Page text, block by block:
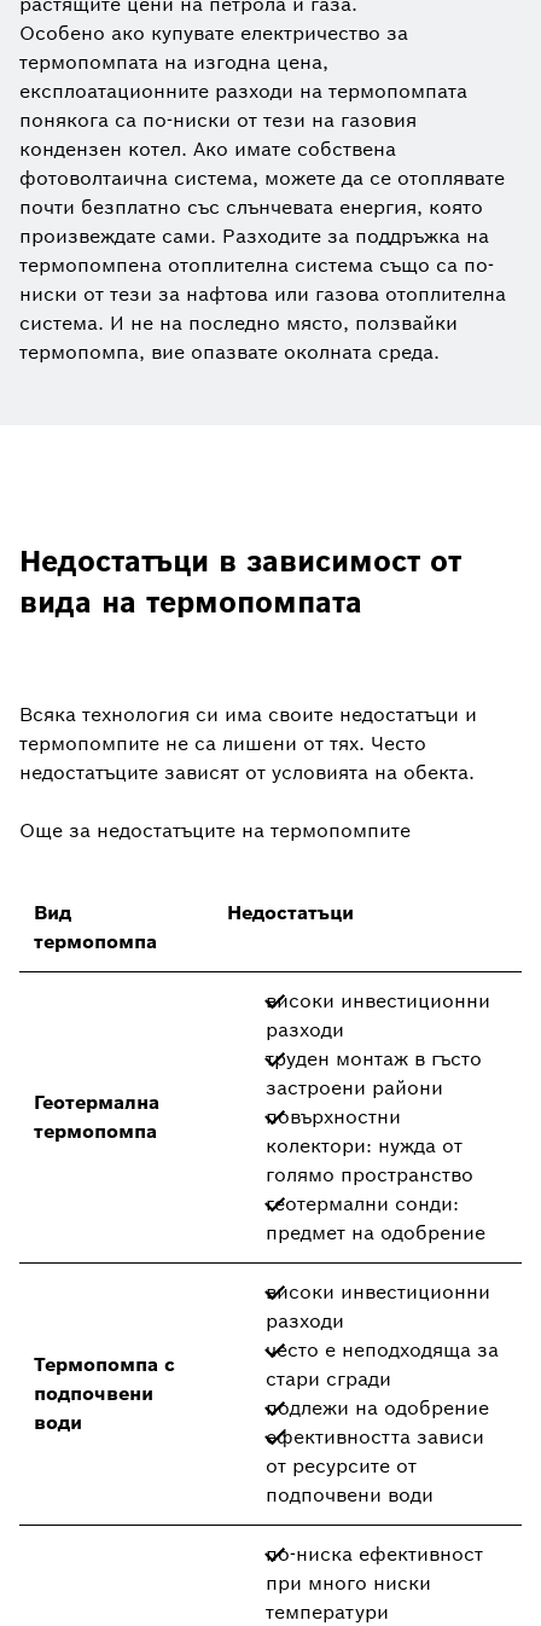
Особено ако купувате електричество за
термопомпата на изгодна цена,
експлоатационните разходи на термопомпата
понякога са по-ниски от тези на газовия
кондензен котел. Ако имате собствена
фотоволтаична система, можете да се отоплявате
почти безплатно със слънчевата енергия, която
произвеждате сами. Разходите за поддръжка на
термопомпена отоплителна система също са по-
ниски от тези за нафтова или газова отоплителна
система. И не на последно място, ползвайки
термопомпа, вие опазвате околната среда.
Недостатъци в зависимост от
вида на термопомпата
Всяка технология си има своите недостатъци и
термопомпите не са лишени от тях. Често
недостатъците зависят от условията на обекта.
Още за недостатъците на термопомпите
Вид
термопомпа
Недостатъци
Геотермална
термопомпа
високи инвестиционни
разходи
труден монтаж в гъсто
застроени райони
повърхностни
колектори: нужда от
голямо пространство
геотермални сонди:
предмет на одобрение
Термопомпа с
подпочвени
води
високи инвестиционни
разходи
често е неподходяща за
стари сгради
подлежи на одобрение
ефективността зависи
от ресурсите от
подпочвени води
по-ниска ефективност
при много ниски
температури